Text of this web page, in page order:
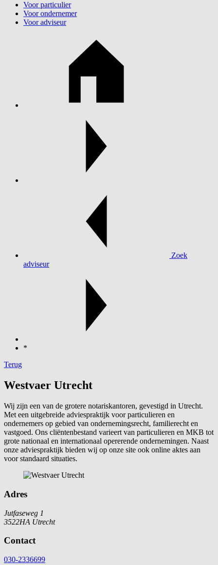
Voor particulier
Voor ondernemer
Voor adviseur
Zoek
adviseur
*
Terug
Westvaer Utrecht
Wij zijn een van de grotere notariskantoren, gevestigd in Utrecht.
Met een uitgebreide adviespraktijk voor particulieren en
ondernemers op gebied van ondernemingsrecht, familierecht en
vastgoed. Ons cliëntenbestand varieert van particulieren en MKB tot
grote nationaal en internationaal opererende ondernemingen. Naast
onze adviespraktijk bieden wij op onze site ook online aktes aan
voor standaard situaties.
Adres
Jutfaseweg 1
3522HA Utrecht
Contact
030-2336699